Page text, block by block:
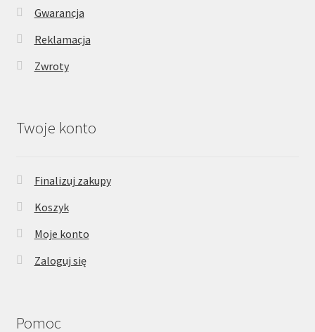
Gwarancja
Reklamacja
Zwroty
Twoje konto
Finalizuj zakupy
Koszyk
Moje konto
Zaloguj się
Pomoc